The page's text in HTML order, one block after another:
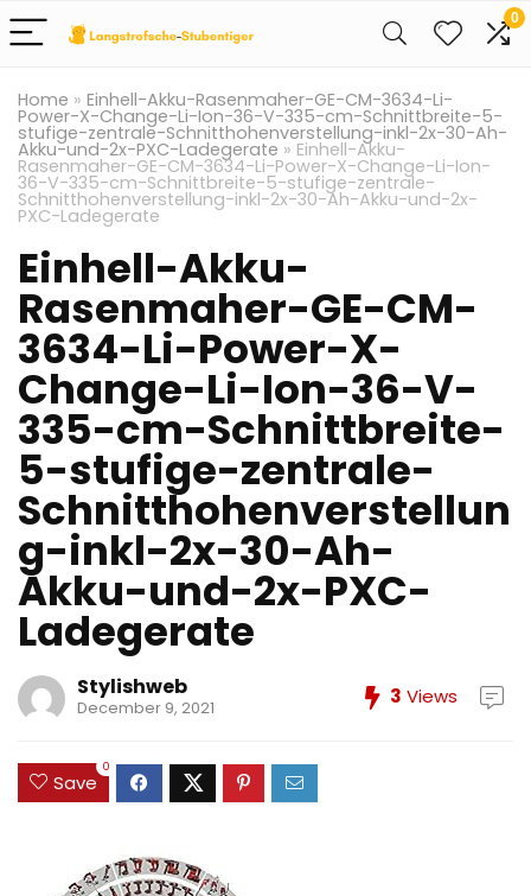
0
Home » Einhell-Akku-Rasenmaher-GE-CM-3634-Li-
Power-X-Change-Li-Ion-36-V-335-cm-Schnittbreite-5-
stufige-zentrale-Schnitthohenverstellung-inkl-2x-30-Ah-
Akku-und-2x-PXC-Ladegerate » Einhell-Akku-
Rasenmaher-GE-CM-3634-Li-Power-X-Change-Li-Ion-
36-V-335-cm-Schnittbreite-5-stufige-zentrale-
Schnitthohenverstellung-inkl-2x-30-Ah-Akku-und-2x-
PXC-Ladegerate
Einhell-Akku-
Rasenmaher-GE-CM-
3634-Li-Power-X-
Change-Li-Ion-36-V-
335-cm-Schnittbreite-
5-stufige-zentrale-
Schnitthohenverstellun
g-inkl-2x-30-Ah-
Akku-und-2x-PXC-
Ladegerate
Stylishweb
December 9, 2021 3 Views
Save
0